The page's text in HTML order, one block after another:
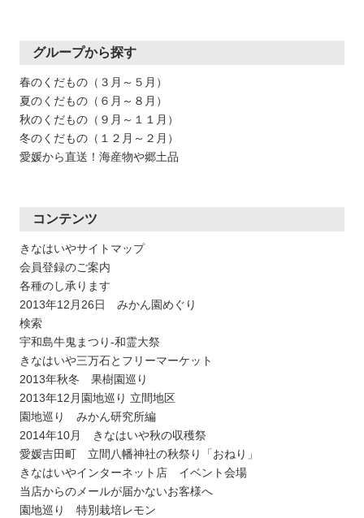
グループから探す
春のくだもの（３月～５月）
夏のくだもの（６月～８月）
秋のくだもの（９月～１１月）
冬のくだもの（１２月～２月）
愛媛から直送！海産物や郷土品
コンテンツ
きなはいやサイトマップ
会員登録のご案内
各種のし承ります
2013年12月26日 みかん園めぐり
検索
宇和島牛鬼まつり-和霊大祭
きなはいや三万石とフリーマーケット
2013年秋冬 果樹園巡り
2013年12月園地巡り 立間地区
園地巡り みかん研究所編
2014年10月 きなはいや秋の収穫祭
愛媛吉田町 立間八幡神社の秋祭り「おねり」
きなはいやインターネット店 イベント会場
当店からのメールが届かないお客様へ
園地巡り 特別栽培レモン